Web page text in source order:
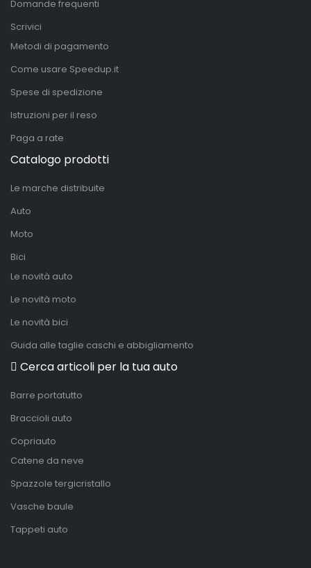
Domande frequenti
Scrivici
Metodi di pagamento
Come usare Speedup.it
Spese di spedizione
Istruzioni per il reso
Paga a rate
Catalogo prodotti
Le marche distribuite
Auto
Moto
Bici
Le novità auto
Le novità moto
Le novità bici
Guida alle taglie caschi e abbigliamento
Cerca articoli per la tua auto
Barre portatutto
Braccioli auto
Copriauto
Catene da neve
Spazzole tergicristallo
Vasche baule
Tappeti auto